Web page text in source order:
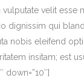
velit
dignissim qui
nobis eleifend
insitam; est
down=”10″]